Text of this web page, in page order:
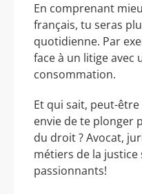
En comprenant
français, tu seras
quotidienne. Par
face à un litige avec
consommation.
Et qui sait, peut-
envie de te plonger
du droit ? Avocat,
métiers de la
passionnants!